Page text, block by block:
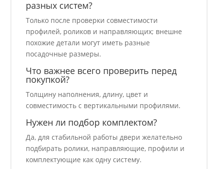
разных систем?
Только после проверки совместимости
профилей, роликов и направляющих; внешне
похожие детали могут иметь разные
посадочные размеры.
Что важнее всего проверить перед
покупкой?
Толщину наполнения, длину, цвет и
совместимость с вертикальными профилями.
Нужен ли подбор комплектом?
Да, для стабильной работы двери желательно
подбирать ролики, направляющие, профили и
комплектующие как одну систему.